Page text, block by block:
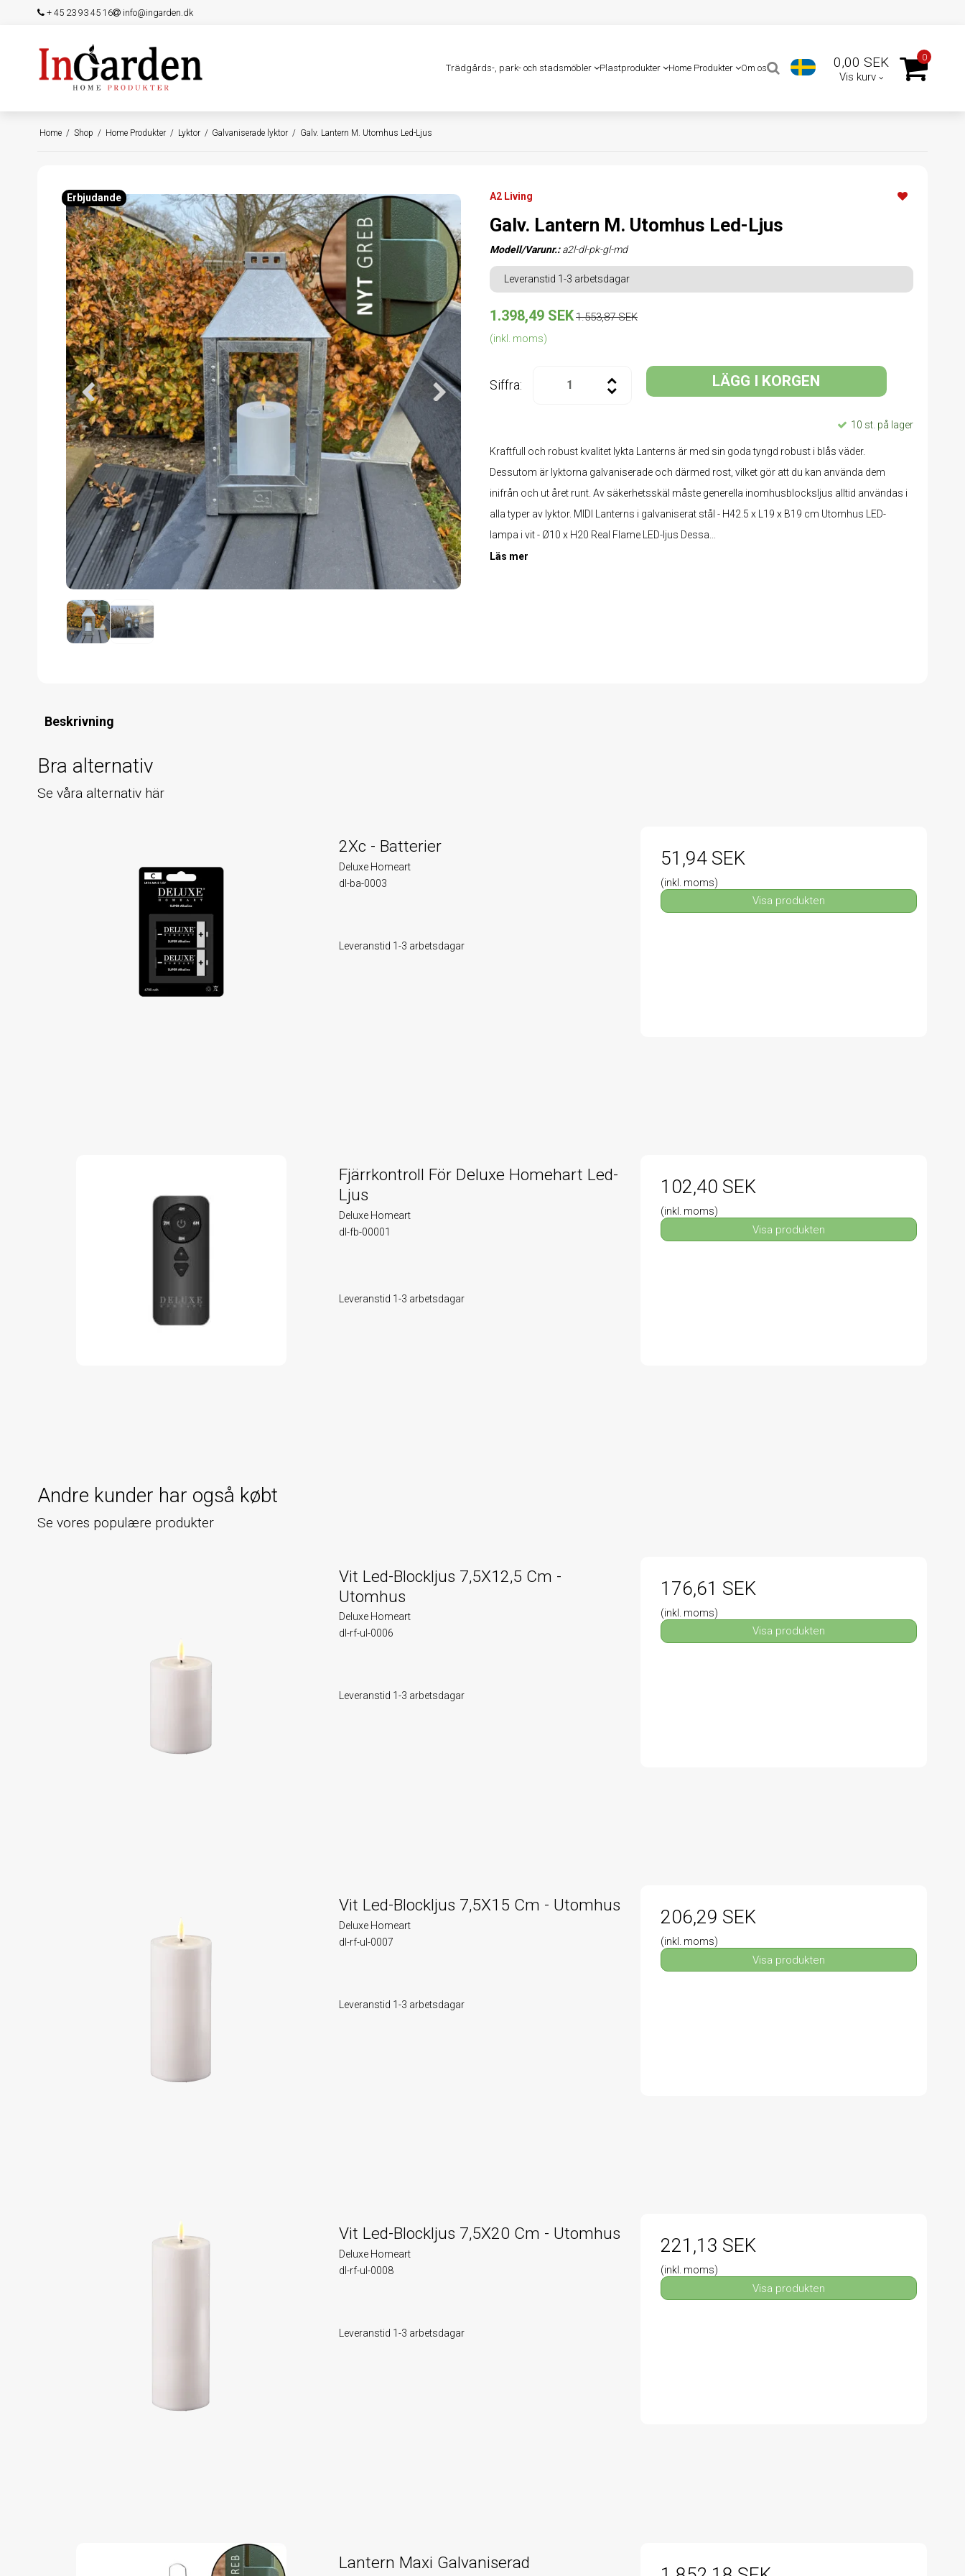
+ 45 23 93 45 16 info@ingarden.dk
Trädgårds-, park- och stadsmöbler Plastprodukter Home Produkter Om os 0,00 SEK
Vis kurv
0
Home / Shop / Home Produkter / Lyktor / Galvaniserade lyktor / Galv. Lantern M. Utomhus Led-Ljus
Erbjudande A2 Living
Galv. Lantern M. Utomhus Led-Ljus
Modell/Varunr.: a2l-dl-pk-gl-md
Leveranstid 1-3 arbetsdagar
1.398,49 SEK1.553,87 SEK
(inkl. moms)
Siffra: LÄGG I KORGEN
10 st. på lager
Kraftfull och robust kvalitet lykta Lanterns är med sin goda tyngd robust i blås väder.
Dessutom är lyktorna galvaniserade och därmed rost, vilket gör att du kan använda dem
inifrån och ut året runt. Av säkerhetsskäl måste generella inomhusblocksljus alltid användas i
alla typer av lyktor. MIDI Lanterns i galvaniserat stål - H42.5 x L19 x B19 cm Utomhus LED-
lampa i vit - Ø10 x H20 Real Flame LED-ljus Dessa...
Läs mer
Beskrivning
Bra alternativ
Se våra alternativ här
2Xc - Batterier
Deluxe Homeart
dl-ba-0003
Leveranstid 1-3 arbetsdagar
51,94 SEK
(inkl. moms)
Visa produkten
Fjärrkontroll För Deluxe Homehart Led-
Ljus
Deluxe Homeart
dl-fb-00001
Leveranstid 1-3 arbetsdagar
102,40 SEK
(inkl. moms)
Visa produkten
Andre kunder har også købt
Se vores populære produkter
Vit Led-Blockljus 7,5X12,5 Cm -
Utomhus
Deluxe Homeart
dl-rf-ul-0006
Leveranstid 1-3 arbetsdagar
176,61 SEK
(inkl. moms)
Visa produkten
Vit Led-Blockljus 7,5X15 Cm - Utomhus
Deluxe Homeart
dl-rf-ul-0007
Leveranstid 1-3 arbetsdagar
206,29 SEK
(inkl. moms)
Visa produkten
Vit Led-Blockljus 7,5X20 Cm - Utomhus
Deluxe Homeart
dl-rf-ul-0008
Leveranstid 1-3 arbetsdagar
221,13 SEK
(inkl. moms)
Visa produkten
Lantern Maxi Galvaniserad